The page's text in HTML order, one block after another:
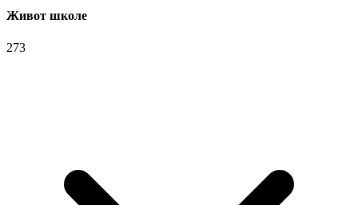
Живот школе
273